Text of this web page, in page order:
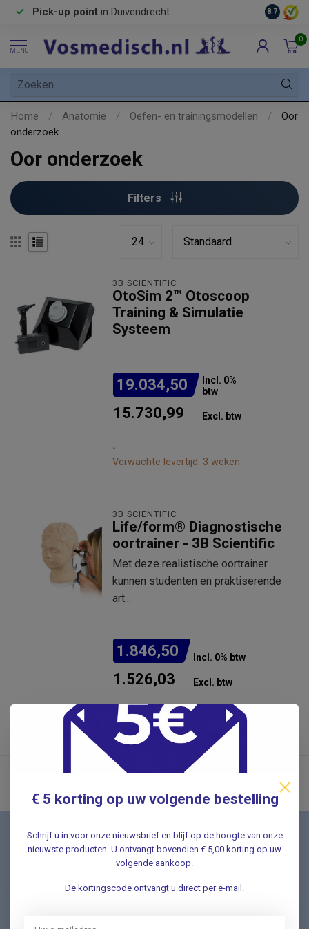
Pick-up point in Duivendrecht 8.7
MENU
0
Home / Anatomie / Oefen- en trainingsmodellen /
Oor
onderzoek
Oor onderzoek
Filters
3B SCIENTIFIC
OtoSim 2™ Otoscoop
Training & Simulatie
Systeem
19.034,50
Incl. 0%
btw
15.730,99 Excl. btw
.
Verwachte levertijd: 3 weken
3B SCIENTIFIC
Life/form® Diagnostische
oortrainer - 3B Scientific
Met deze realistische oortrainer
kunnen studenten en praktiserende
art...
1.846,50 Incl. 0% btw
1.526,03 Excl. btw
Verwachte levertijd: 3 weken
Nieuwsbrief
Schrijf u in voor onze nieuwsbrief en ontvang als eerste
€ 5 korting op uw volgende bestelling
Schrijf u in voor onze nieuwsbrief en blijf op de hoogte van onze
nieuwste producten. U ontvangt bovendien € 5,00 korting op uw
volgende aankoop.
De kortingscode ontvangt u direct per e-mail.